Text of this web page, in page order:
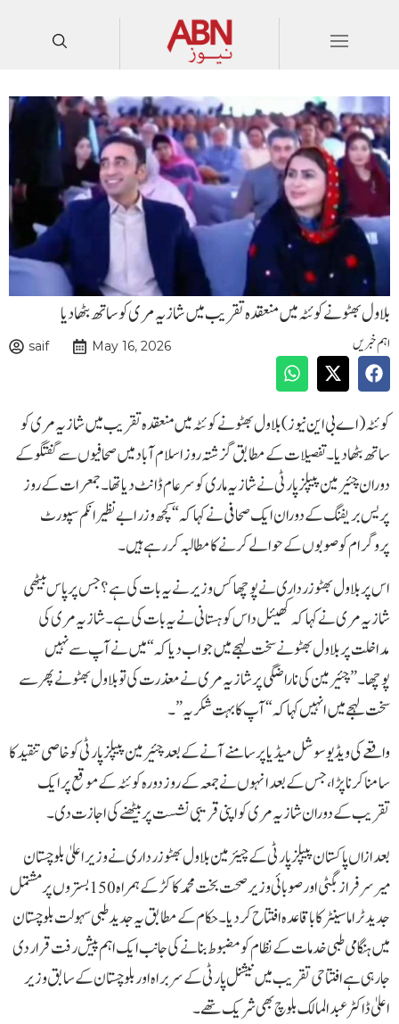
بلاول بھٹو نے کوئٹہ میں منعقدہ تقریب میں شازیہ مری کو ساتھ بٹھا دیا
اہم خبریں saif May 16, 2026
کوئٹہ(اے بی این نیوز) بلاول بھٹو نے کوئٹہ میں منعقدہ تقریب میں شازیہ مری کو
ساتھ بٹھا دیا۔تفصیلات کے مطابق گزشتہ روز اسلام آباد میں صحافیوں سے گفتگو کے
دوران چئیرمین پیپلز پارٹی نے شازیہ ماری کو سرعام ڈانٹ دیا تھا۔ جمعرات کے روز
پریس بریفنگ کے دوران ایک صحافی نے کہا کہ “کچھ وزرا بےنظیر انکم سپورٹ
پروگرام کو صوبوں کے حوالے کرنے کا مطالبہ کر رہے ہیں۔
اس پر بلاول بھٹو زرداری نے پوچھا کس وزیر نے یہ بات کی ہے؟ جس پر پاس بیٹھی
شازیہ مری نے کہا کہ کھیئل داس کوہستانی نے یہ بات کی ہے۔ شازیہ مری کی
مداخلت پر بلاول بھٹو نے سخت لہجے میں جواب دیا کہ “میں نے آپ سے نہیں
پوچھا۔” چئیرمین کی ناراضگی پر شازیہ مری نے معذرت کی تو بلاول بھٹو نے پھر سے
سخت لہجے میں انہیں کہا کہ “آپ کا بہت شکریہ”۔
واقعے کی ویڈیو سوشل میڈیا پر سامنے آنے کے بعد چئیرمین پیپلزپارٹی کو خاصی تنقید کا
سامنا کرنا پڑا، جس کے بعد انہوں نے جمعہ کے روز دورہ کوئٹہ کے موقع پر ایک
تقریب کے دوران شازیہ مری کو اپنی قریبی نشست پر بیٹھنے کی اجازت دی۔
بعد ازاں پاکستان پیپلزپارٹی کے چیئرمین بلاول بھٹو زرداری نے وزیر اعلیٰ بلوچستان
میر سرفراز بگٹی اور صوبائی وزیر صحت بخت محمد کاکڑ کے ہمراہ 150 بستروں پر مشتمل
جدید ٹراما سینٹر کا باقاعدہ افتتاح کردیا۔ حکام کے مطابق یہ جدید طبی سہولت بلوچستان
میں ہنگامی طبی خدمات کے نظام کو مضبوط بنانے کی جانب ایک اہم پیش رفت قرار دی
جا رہی ہے افتتاحی تقریب میں نیشنل پارٹی کے سربراہ اور بلوچستان کے سابق وزیر
اعلیٰ ڈاکٹر عبدالمالک بلوچ بھی شریک تھے۔